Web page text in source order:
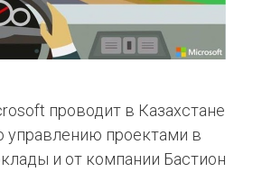
проводит в Казахстане
управлению проектами в
и от компании Бастион